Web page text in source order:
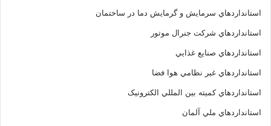
استانداردهاي سرمايش و گرمايش دما در ساختمان
استانداردهاي شرکت جنرال موتور
استانداردهاي صنايع غذايي
استانداردهاي غير نظامي هوا فضا
استانداردهاي کميته بين المللي الکترونيک
استانداردهاي ملي آلمان